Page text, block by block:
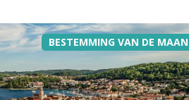
BESTEMMING VAN DE